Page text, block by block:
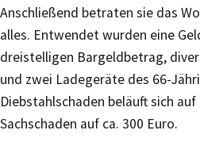
Anschließend betraten sie das
alles. Entwendet wurden eine
dreistelligen Bargeldbetrag,
und zwei Ladegeräte des 66-
Diebstahlschaden beläuft sich
Sachschaden auf ca. 300 Euro.